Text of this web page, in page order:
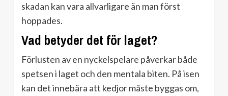
skadan kan vara allvarligare än man först
hoppades.
Vad betyder det för laget?
Förlusten av en nyckelspelare påverkar både
spetsen i laget och den mentala biten. På isen
kan det innebära att kedjor måste byggas om,